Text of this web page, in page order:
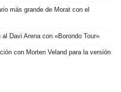
más grande de Morat con el
Davi Arena con «Borondo Tour»
con Morten Veland para la versión